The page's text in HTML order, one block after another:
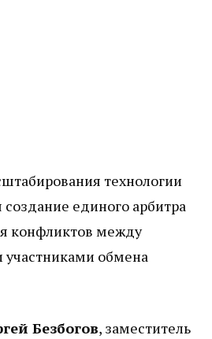
технологии
создание единого арбитра
конфликтов между
обмена
Безбогов, заместитель